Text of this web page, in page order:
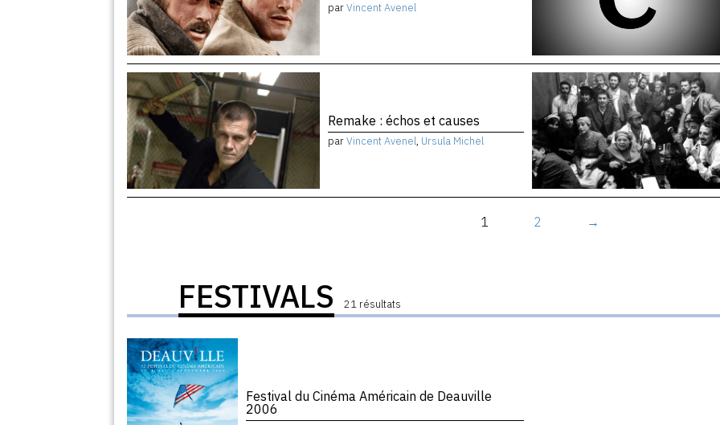
parVincent Avenel
Remake : échos et causes
parVincent Avenel, Ursula Michel
1 2 →
FESTIVALS 21 résultats
Festival du Cinéma Américain de Deauville
2006